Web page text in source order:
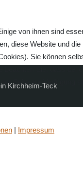
Kirchheim-Teck
von ihnen sind
diese Website und die
Sie können
Seite zur Verfügung
| Impressum